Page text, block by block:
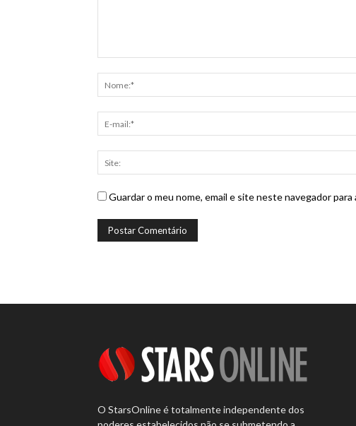
Guardar o meu nome, email e site neste navegador
O StarsOnline é totalmente independente dos